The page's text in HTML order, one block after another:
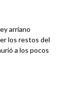
arriano
los restos del
a los pocos